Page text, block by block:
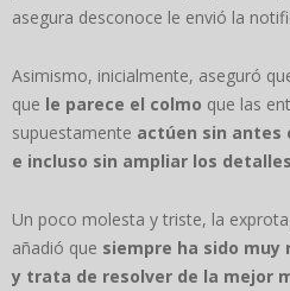
asegura desconoce le envió la
Asimismo, inicialmente, aseguró
que le parece el colmo que las
supuestamente actúen sin antes
e incluso sin ampliar los
Un poco molesta y triste, la
añadió que siempre ha sido muy
y trata de resolver de la mejor